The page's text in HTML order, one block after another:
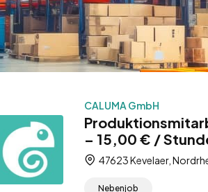
CALUMA GmbH
– 15,00 € /
47623 Kevelaer,
Nebenjob